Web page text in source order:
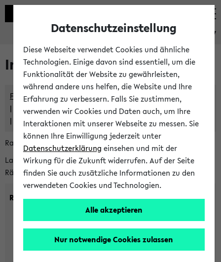
eKVV
Im eKVV verwaltete Räume
Freie Räume und Veranstaltungsüberschneidungen
Raumüberschneidungen
Hinweise der zentralen Raumvergabe
Raumanfragen:
raumvergabe@uni-bielefeld.de
Lassen Sie sich alle Räume anzeigen oder suchen Sie nach
Räumen mit bestimmten Eigenschaften:
Raumkriterien:
max. Plätze:
Datenschutzeinstellung
Diese Webseite verwendet Cookies und ähnliche
Technologien. Einige davon sind essentiell, um die
Funktionalität der Website zu gewährleisten,
während andere uns helfen, die Website und Ihre
Erfahrung zu verbessern. Falls Sie zustimmen,
verwenden wir Cookies und Daten auch, um Ihre
Interaktionen mit unserer Webseite zu messen. Sie
können Ihre Einwilligung jederzeit unter
Datenschutzerklärung einsehen und mit der
Wirkung für die Zukunft widerrufen. Auf der Seite
finden Sie auch zusätzliche Informationen zu den
verwendeten Cookies und Technologien.
Alle akzeptieren
Nur notwendige Cookies zulassen